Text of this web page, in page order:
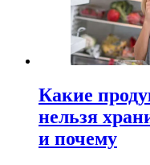
Какие
нельзя
и почему